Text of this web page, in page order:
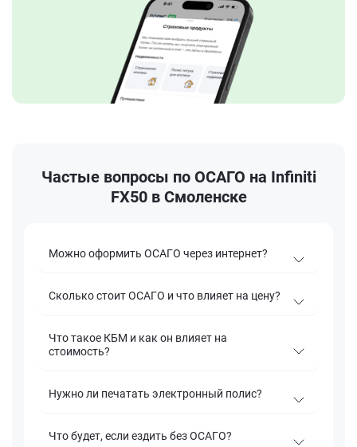
Частые вопросы по ОСАГО на Infiniti
FX50 в Смоленске
Можно оформить ОСАГО через интернет?
Сколько стоит ОСАГО и что влияет на цену?
Что такое КБМ и как он влияет на
стоимость?
Нужно ли печатать электронный полис?
Что будет, если ездить без ОСАГО?